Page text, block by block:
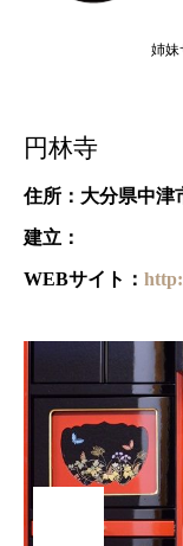
姉妹
円林寺
住所：大分県中津
建立：
WEBサイト：